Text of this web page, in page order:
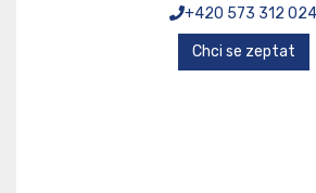
+420 573 312 024
Chci se zeptat